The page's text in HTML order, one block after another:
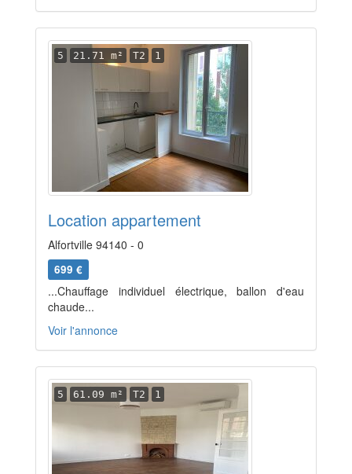
5 21.71 m² T2 1
Location appartement
Alfortville 94140 - 0
699 €
...Chauffage individuel électrique, ballon d'eau
chaude...
Voir l'annonce
5 61.09 m² T2 1